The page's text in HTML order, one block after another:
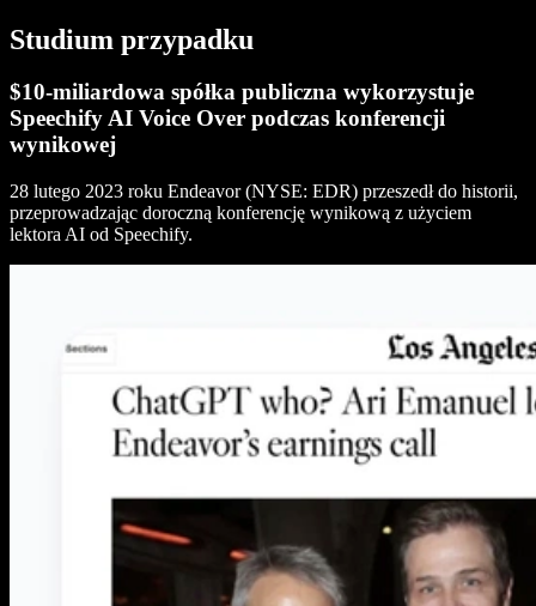
Studium przypadku
$10-miliardowa spółka publiczna wykorzystuje
Speechify AI Voice Over podczas konferencji
wynikowej
28 lutego 2023 roku Endeavor (NYSE: EDR) przeszedł do historii,
przeprowadzając doroczną konferencję wynikową z użyciem
lektora AI od Speechify.